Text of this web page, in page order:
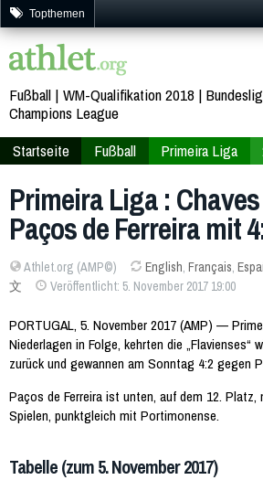
Topthemen
Fußball WM-Qualifikation 2018
Champions League
Startseite
Fußball Primeira Liga
Primeira Liga :
Paços de Ferreira mit
Athlet.org (AMP©) English, Français,
文
Veröffentlicht: 5. November 2017 19:00
PORTUGAL, 5. November 2017 (AMP) —
Niederlagen in Folge, kehrten die „Flavienses“
zurück und gewannen am Sonntag 4:2 gegen
Paços de Ferreira ist unten, auf dem 12. Platz,
Spielen, punktgleich mit Portimonense.
Tabelle (zum 5. November 2017)